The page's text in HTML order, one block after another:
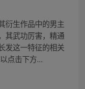
衍生作品中的男主
其武功厉害，精通
发这一特征的相关
点击下方...